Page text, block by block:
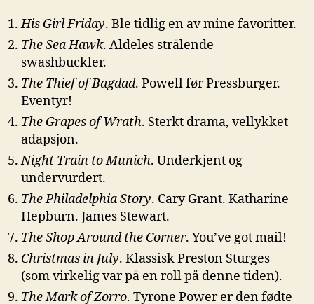
His Girl Friday. Ble tidlig en av mine favoritter.
The Sea Hawk. Aldeles strålende
swashbuckler.
The Thief of Bagdad. Powell før Pressburger.
Eventyr!
The Grapes of Wrath. Sterkt drama, vellykket
adapsjon.
Night Train to Munich. Underkjent og
undervurdert.
The Philadelphia Story. Cary Grant. Katharine
Hepburn. James Stewart.
The Shop Around the Corner. You’ve got mail!
Christmas in July. Klassisk Preston Sturges
(som virkelig var på en roll på denne tiden).
The Mark of Zorro. Tyrone Power er den fødte